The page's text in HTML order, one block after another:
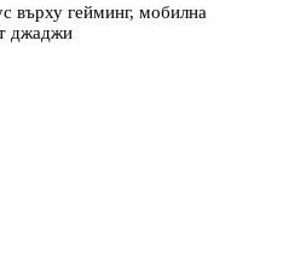
върху гейминг, мобилна
джаджи